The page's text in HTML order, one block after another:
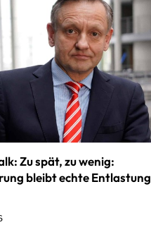
Zu spät, zu wenig:
bleibt echte Entlastung